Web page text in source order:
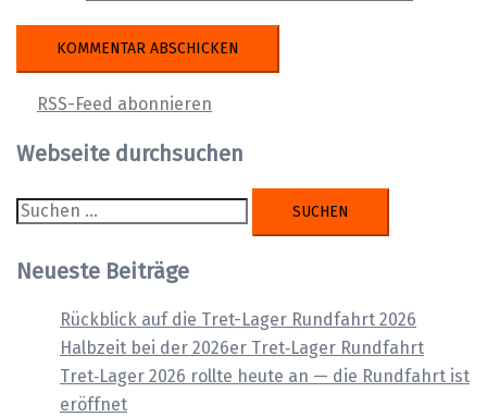
RSS-Feed abonnieren
Webseite durchsuchen
Suchen
Neueste Beiträge
Rückblick auf die Tret-Lager Rundfahrt 2026
Halbzeit bei der 2026er Tret‑Lager Rundfahrt
Tret‑Lager 2026 rollte heute an — die Rundfahrt ist
eröffnet